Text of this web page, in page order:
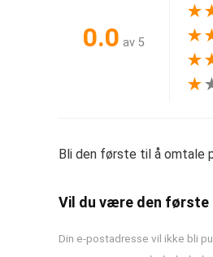
0.0 av 5
★
★
★
★
Bli den første til å omtale
Vil du være den første
Din e-postadresse vil ikke bli